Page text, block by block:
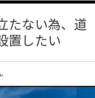
たない為、道
置したい